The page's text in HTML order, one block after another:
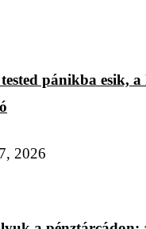
pánikba esik, a
2026